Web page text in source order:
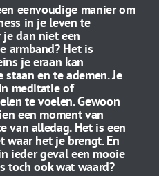
eenvoudige manier om
in je leven te
dan niet een
armband? Het is
je eraan kan
en te ademen. Je
meditatie of
te voelen. Gewoon
een moment van
van alledag. Het is een
waar het je brengt. En
ieder geval een mooie
toch ook wat waard?